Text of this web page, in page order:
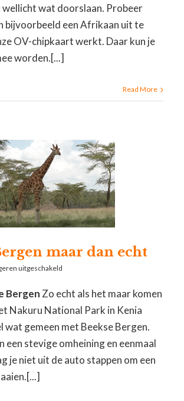
wat doorslaan. Probeer
bijvoorbeeld een Afrikaan uit te
OV-chipkaart werkt. Daar kun je
worden.[...]
Read More
maar dan echt
uitgeschakeld
Bergen Zo echt als het maar komen
Nakuru National Park in Kenia
wat gemeen met Beekse Bergen.
een stevige omheining en eenmaal
je niet uit de auto stappen om een